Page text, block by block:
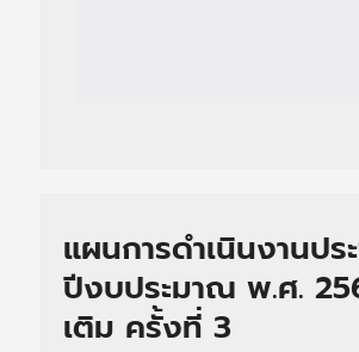
แผนการดำเนินงานปร
ปีงบประมาณ พ.ศ.
เติม ครั้งที่ 3